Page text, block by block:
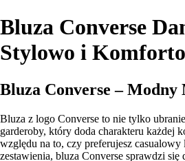
Bluza Converse
Stylowo i
Bluza Converse – Modny
Bluza z logo Converse to nie tylko
garderoby, który doda charakteru każdej
względu na to, czy preferujesz
zestawienia, bluza Converse sprawdzi się